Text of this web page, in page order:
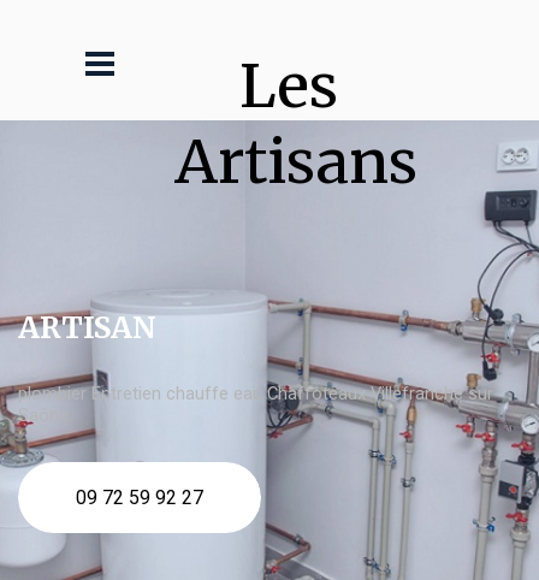
Les
Artisans
ARTISAN
plombier Entretien chauffe eau Chaffoteaux Villefranche sur
Saône
09 72 59 92 27